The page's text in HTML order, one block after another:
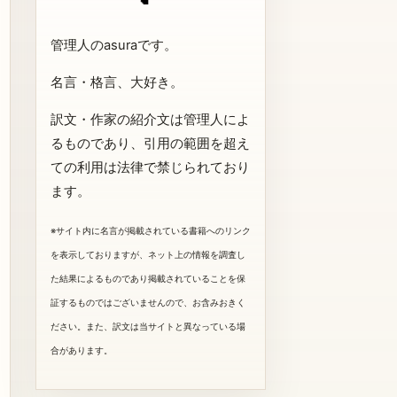
管理人のasuraです。
名言・格言、大好き。
訳文・作家の紹介文は管理人によ
るものであり、引用の範囲を超え
ての利用は法律で禁じられており
ます。
※サイト内に名言が掲載されている書籍へのリンク
を表示しておりますが、ネット上の情報を調査し
た結果によるものであり掲載されていることを保
証するものではございませんので、お含みおきく
ださい。また、訳文は当サイトと異なっている場
合があります。